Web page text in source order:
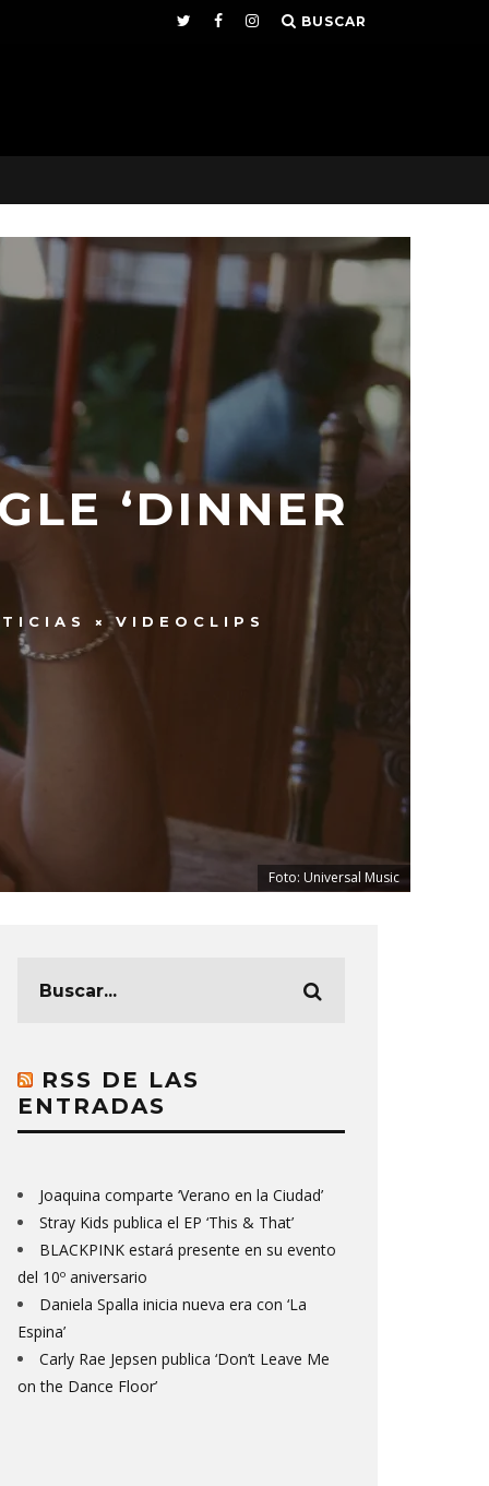
BUSCAR
‘DINNER
VIDEOCLIPS
Foto: Universal Music
RSS DE LAS
ENTRADAS
Joaquina comparte ‘Verano en la Ciudad’
Stray Kids publica el EP ‘This & That’
BLACKPINK estará presente en su evento
del 10º aniversario
Daniela Spalla inicia nueva era con ‘La
Espina’
Carly Rae Jepsen publica ‘Don’t Leave Me
on the Dance Floor’